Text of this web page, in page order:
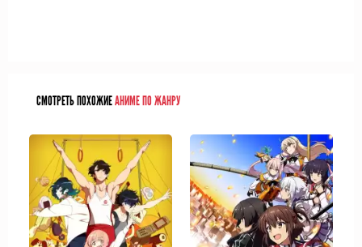
СМОТРЕТЬ ПОХОЖИЕАНИМЕ ПО ЖАНРУ